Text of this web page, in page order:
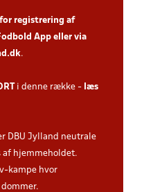
registrering af
App eller via
.
i denne række - læs
DBU Jylland neutrale
af hjemmeholdet.
kampe hvor